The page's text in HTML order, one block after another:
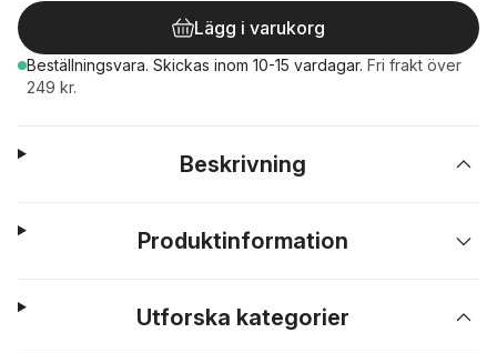
Lägg i varukorg
Beställningsvara. Skickas inom 10-15 vardagar. Fri frakt över
249 kr.
Beskrivning
Produktinformation
Utforska kategorier